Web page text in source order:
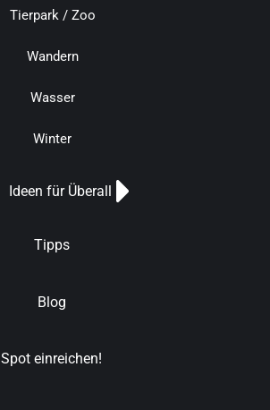
Tierpark / Zoo
Wandern
Wasser
Winter
Ideen für Überall
Tipps
Blog
Spot einreichen!